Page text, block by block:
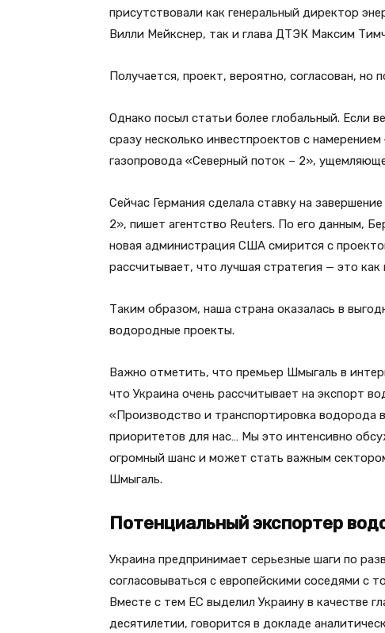
присутствовали как генеральный директор
Вилли Мейкснер, так и глава ДТЭК Максим
Получается, проект, вероятно, согласован, но
Однако посыл статьи более глобальный. Если
сразу несколько инвестпроектов с
газопровода «Северный поток – 2»,
Сейчас Германия сделала ставку на
2», пишет агентство Reuters. По его данным,
новая администрация США смирится с
рассчитывает, что лучшая стратегия — это
Таким образом, наша страна оказалась в
водородные проекты.
Важно отметить, что премьер Шмыгаль в
что Украина очень рассчитывает на экспорт
«Производство и транспортировка водорода
приоритетов для нас… Мы это интенсивно
огромный шанс и может стать важным
Шмыгаль.
Потенциальный экспортер
Украина предпринимает серьезные шаги по
согласовываться с европейскими соседями с
Вместе с тем ЕС выделил Украину в качестве
десятилетии, говорится в докладе